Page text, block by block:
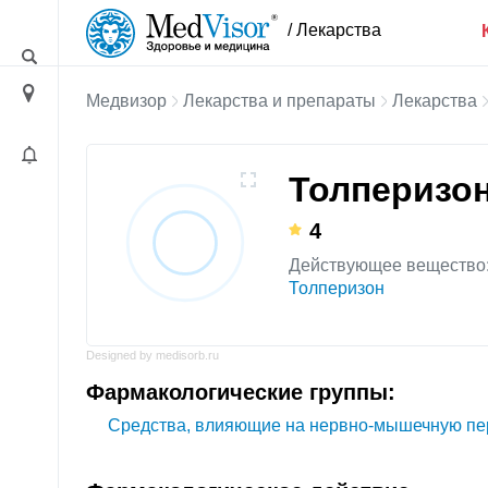
/ Лекарства
Медвизор Лекарства и препараты Лекарства
4
Действующее вещество:
Толперизон
Designed by medisorb.ru
Фармакологические группы:
Средства, влияющие на нервно-мышечную